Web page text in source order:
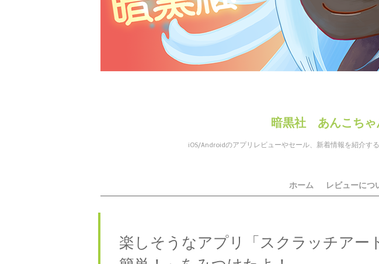
暗黒社 あんこちゃ
iOS/Androidのアプリレビューやセール、新着情報を紹介す
メニュー ホーム レビューにつ
楽しそうなアプリ「スクラッチアー